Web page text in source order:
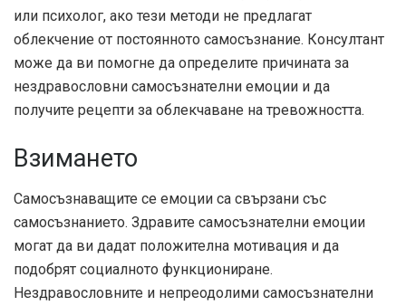
или психолог, ако тези методи не предлагат
облекчение от постоянното самосъзнание. Консултант
може да ви помогне да определите причината за
нездравословни самосъзнателни емоции и да
получите рецепти за облекчаване на тревожността.
Взимането
Самосъзнаващите се емоции са свързани със
самосъзнанието. Здравите самосъзнателни емоции
могат да ви дадат положителна мотивация и да
подобрят социалното функциониране.
Нездравословните и непреодолими самосъзнателни